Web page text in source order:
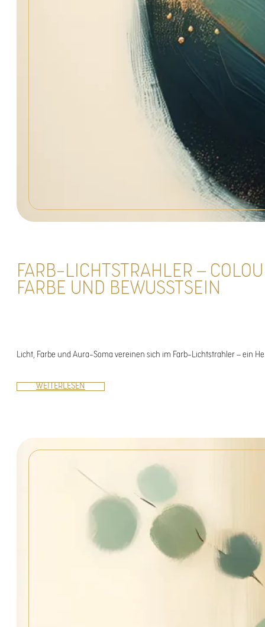
FARB-LICHTSTRAHLER –
FARBE UND BEWUSSTSEIN
Licht, Farbe und Aura-Soma vereinen sich im Farb-Lichtstrahler – ein
WEITERLESEN